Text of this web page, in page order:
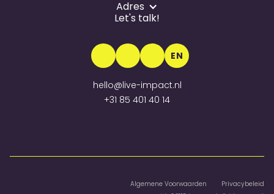
Adres
Let's talk!
EN
hello@live-impact.nl
+31 85 401 40 14
Algemene Voorwaarden Privacybeleid